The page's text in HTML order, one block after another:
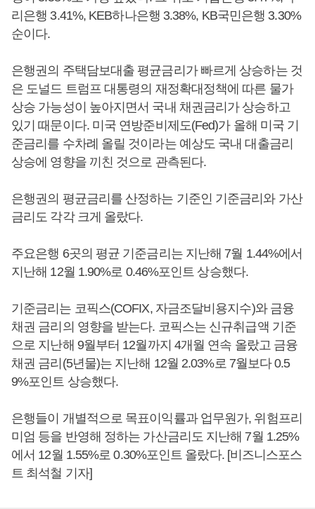
리은행 3.41%, KEB하나은행 3.38%, KB국민은행 3.30%
순이다.
은행권의 주택담보대출 평균금리가 빠르게 상승하는 것
은 도널드 트럼프 대통령의 재정확대정책에 따른 물가
상승 가능성이 높아지면서 국내 채권금리가 상승하고
있기 때문이다. 미국 연방준비제도(Fed)가 올해 미국 기
준금리를 수차례 올릴 것이라는 예상도 국내 대출금리
상승에 영향을 끼친 것으로 관측된다.
은행권의 평균금리를 산정하는 기준인 기준금리와 가산
금리도 각각 크게 올랐다.
주요은행 6곳의 평균 기준금리는 지난해 7월 1.44%에서
지난해 12월 1.90%로 0.46%포인트 상승했다.
기준금리는 코픽스(COFIX, 자금조달비용지수)와 금융
채권 금리의 영향을 받는다. 코픽스는 신규취급액 기준
으로 지난해 9월부터 12월까지 4개월 연속 올랐고 금융
채권 금리(5년물)는 지난해 12월 2.03%로 7월보다 0.5
9%포인트 상승했다.
은행들이 개별적으로 목표이익률과 업무원가, 위험프리
미엄 등을 반영해 정하는 가산금리도 지난해 7월 1.25%
에서 12월 1.55%로 0.30%포인트 올랐다. [비즈니스포스
트 최석철 기자]